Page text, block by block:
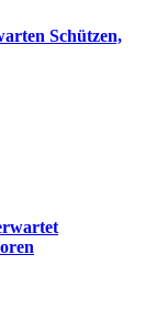
Schützen,